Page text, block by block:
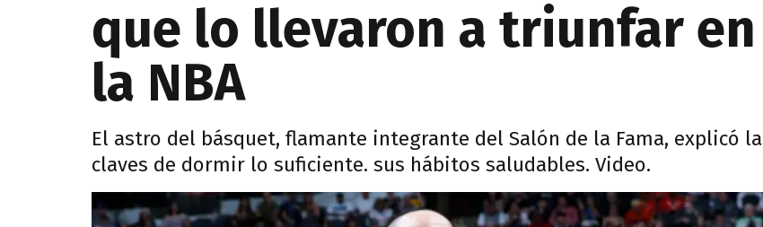
que lo llevaron a triunfar en
la NBA
El astro del básquet, flamante integrante del Salón de la Fama, explicó
claves de dormir lo suficiente. sus hábitos saludables. Video.